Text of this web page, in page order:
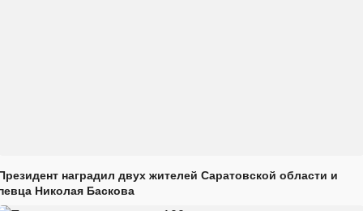
наградил двух жителей Саратовской области и
Николая Баскова